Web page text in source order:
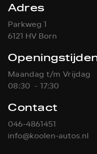
Adres
Parkweg 1
6121 HV Born
Maandag t/m Vrijdag
08:30 - 17:30
Contact
046-4861451
info@koolen-autos.nl